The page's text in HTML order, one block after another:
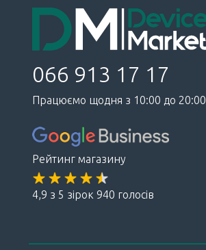
066 913 17 17
Працюємо щодня з 10:00 до 20:00
Рейтинг магазину
4,9 з 5 зірок 940 голосів